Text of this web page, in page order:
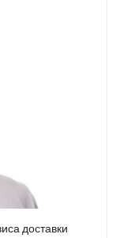
доставки